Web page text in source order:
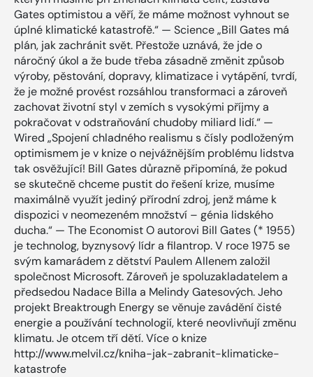
Gates optimistou a věří, že máme možnost vyhnout se
úplné klimatické katastrofě.“ — Science „Bill Gates má
plán, jak zachránit svět. Přestože uznává, že jde o
náročný úkol a že bude třeba zásadně změnit způsob
výroby, pěstování, dopravy, klimatizace i vytápění, tvrdí,
že je možné provést rozsáhlou transformaci a zároveň
zachovat životní styl v zemích s vysokými příjmy a
pokračovat v odstraňování chudoby miliard lidí.“ —
Wired „Spojení chladného realismu s čísly podloženým
optimismem je v knize o nejvážnějším problému lidstva
tak osvěžující! Bill Gates důrazně připomíná, že pokud
se skutečně chceme pustit do řešení krize, musíme
maximálně využít jediný přírodní zdroj, jenž máme k
dispozici v neomezeném množství – génia lidského
ducha.“ — The Economist O autorovi Bill Gates (* 1955)
je technolog, byznysový lídr a filantrop. V roce 1975 se
svým kamarádem z dětství Paulem Allenem založil
společnost Microsoft. Zároveň je spoluzakladatelem a
předsedou Nadace Billa a Melindy Gatesových. Jeho
projekt Breaktrough Energy se věnuje zavádění čisté
energie a používání technologií, které neovlivňují změnu
klimatu. Je otcem tří dětí. Více o knize
http://www.melvil.cz/kniha-jak-zabranit-klimaticke-
katastrofe